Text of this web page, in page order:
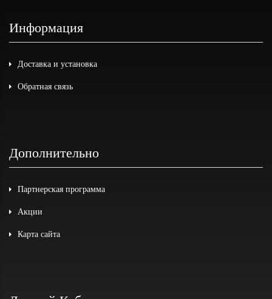
Информация
Доставка и установка
Обратная связь
Дополнительно
Партнерская программа
Акции
Карта сайта